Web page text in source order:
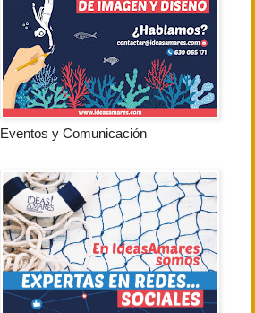
Eventos y Comunicación